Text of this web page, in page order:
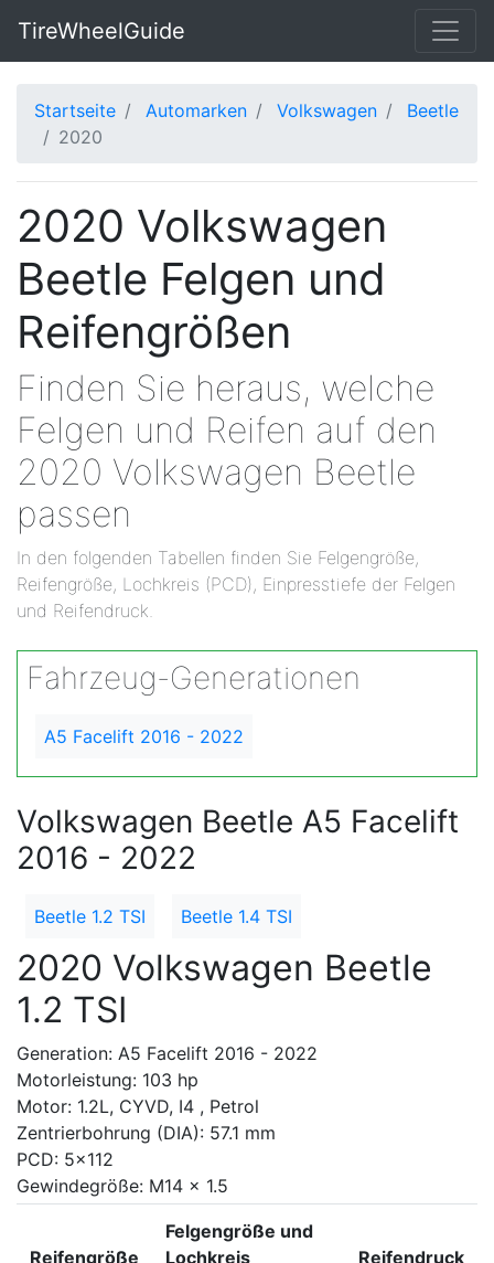
TireWheelGuide
Startseite Automarken Volkswagen
Beetle
2020
2020 Volkswagen
Beetle Felgen und
Reifengrößen
Finden Sie heraus, welche
Felgen und Reifen auf den
2020 Volkswagen Beetle
passen
In den folgenden Tabellen finden Sie Felgengröße,
Reifengröße, Lochkreis (PCD), Einpresstiefe der Felgen
und Reifendruck.
Fahrzeug-Generationen
A5 Facelift 2016 - 2022
Volkswagen Beetle A5 Facelift
2016 - 2022
Beetle 1.2 TSI Beetle 1.4 TSI
2020 Volkswagen Beetle
1.2 TSI
Generation: A5 Facelift 2016 - 2022
Motorleistung: 103 hp
Motor: 1.2L, CYVD, I4 , Petrol
Zentrierbohrung (DIA): 57.1 mm
PCD: 5x112
Gewindegröße: M14 x 1.5
Reifengröße
Felgengröße und
Lochkreis
Reifendruck